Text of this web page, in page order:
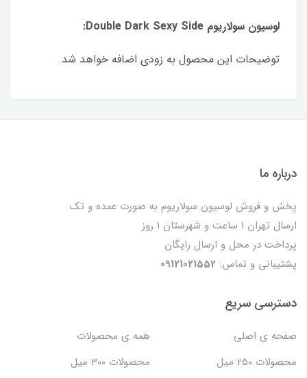
لوسیون سولاریوم Double Dark Sexy Side:
توضیحات این محصول به زودی اضافه خواهد شد.
درباره ما
پخش و فروش لوسیون سولاریوم به صورت عمده و تک
ارسال تهران 1 ساعت و شهرستان 1 روز
پرداخت در محل و ارسال رایگان
پشتیبانی و تماس: 09121021552
دسترسی سریع
صفحه ی اصلی
همه ی محصولات
محصولات 250 میل
محصولات 300 میل